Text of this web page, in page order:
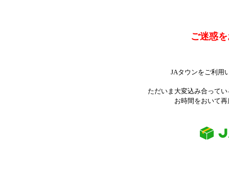
ご迷惑
JAタウンをご利用
ただいま大変込み合って
お時間をおいて